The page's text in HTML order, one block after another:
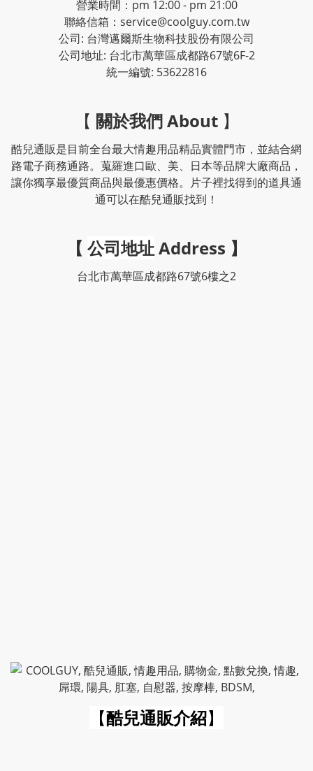
營業時間：pm 12:00 - pm 21:00
聯絡信箱：service@coolguy.com.tw
公司: 台灣邁爾斯生物科技股份有限公司
公司地址: 台北市萬華區成都路67號6F-2
統一編號: 53622816
【 關於我們 About 】
酷兒通販是目前全台最大情趣用品精品實體門市，並結合網
路電子商務通路。蒐羅進口歐、美、日本等品牌大廠商品，
讓你獨享最優質商品與最優惠價格。片子裡找得到的道具通
通可以在酷兒通販找到！
【 公司地址Address 】
台北市萬華區成都路67號6樓之2
【酷兒通販介紹】